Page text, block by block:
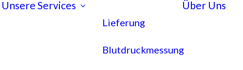
Unsere Services
Lieferung
Blutdruckmessung
Über Uns